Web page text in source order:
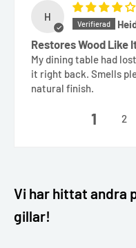
H
Restores Wood Like
My dining table had
it right back. Smells
natural finish.
1 2
Vi har hittat andra
gillar!